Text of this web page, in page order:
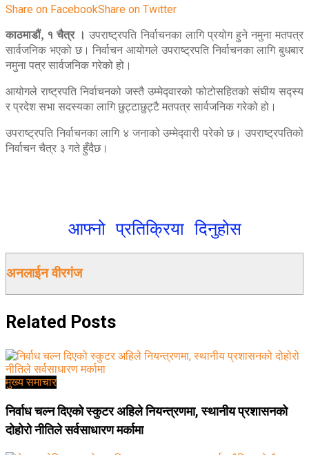
Share on FacebookShare on Twitter
काठमाडौं, १ चैत्र । उपराष्ट्रपति निर्वाचनका लागि प्रयोग हुने नमुना मतपत्र
सार्वजनिक भएको छ। निर्वाचन आयोगले उपराष्ट्रपति निर्वाचनका लागि बुधबार
नमुना पत्र सार्वजनिक गरेको हो।
आयोगले राष्ट्रपति निर्वाचनको जस्तै उम्मेद्‍वारको फोटोसहितको संघीय सद्स्य
र प्रदेश सभा सदस्यका लागि छुट्टाछुट्टै मतपत्र सार्वजनिक गरेको हो।
उपराष्ट्रपति निर्वाचनका लागि ४ जनाको उम्मेद्‍वारी परेको छ। उपराष्ट्रपतिको
निर्वाचन चैत्र ३ गते हुँदैछ।
आफ्नो प्रतिक्रिया दिनुहोस
अनलाईन वीरगंज
Related Posts
मुख्य समाचार
निर्वाध चल्न दिएको स्कुटर अहिले नियन्त्रणमा, स्थानीय प्रशासनको
दोहोरो नीतिले सर्वसाधारण मर्कामा